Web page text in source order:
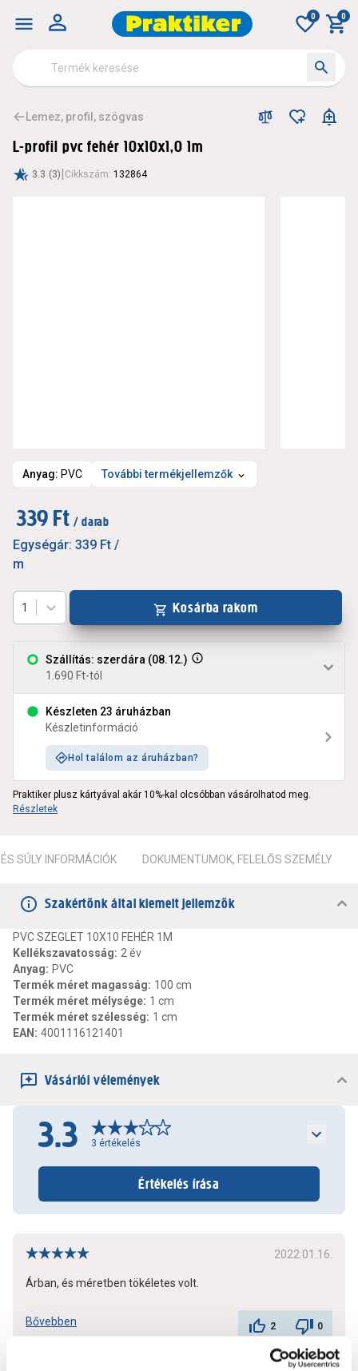
0 0
Lemez, profil, szögvas
L-profil pvc fehér 10x10x1,0 1m
3.3 (3)| Cikkszám: 132864
Anyag: PVC További termékjellemzők
339 Ft / darab
Egységár: 339 Ft /
m
Szállítás: szerdára (08.12.)
1.690 Ft-tól
Készleten 23 áruházban
Készletinformáció
Hol találom az áruházban?
1 Kosárba rakom
Praktiker plusz kártyával akár 10%-kal olcsóbban vásárolhatod meg.
Részletek
SÚLY INFORMÁCIÓK DOKUMENTUMOK, FELELŐS SZEMÉLY
Szakértőnk által kiemelt jellemzők
PVC SZEGLET 10X10 FEHÉR 1M
Kellékszavatosság: 2 év
Anyag: PVC
Termék méret magasság: 100 cm
Termék méret mélysége: 1 cm
Termék méret szélesség: 1 cm
EAN : 4001116121401
Vásárlói vélemények
3.3 3 értékelés
Értékelés írása
2022.01.16.
Árban, és méretben tökéletes volt.
Bővebben 2 0